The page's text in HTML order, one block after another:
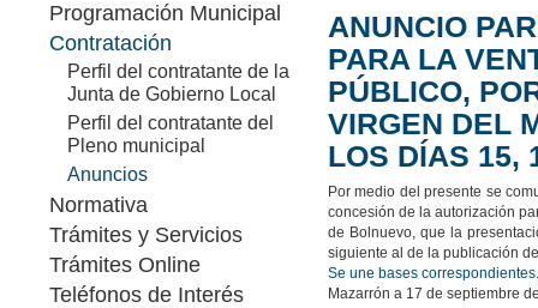
Programación Municipal
Contratación
Perfil del contratante de la
Junta de Gobierno Local
Perfil del contratante del
Pleno municipal
Anuncios
Normativa
Trámites y Servicios
Trámites Online
Teléfonos de Interés
ANUNCIO
PARA LA
PÚBLICO,
VIRGEN DEL
LOS DÍAS 15,
Por medio del presente se
concesión de la autorización
de Bolnuevo, que la
siguiente al de la publicación
Se une bases correspondientes.
Mazarrón a 17 de septiembre